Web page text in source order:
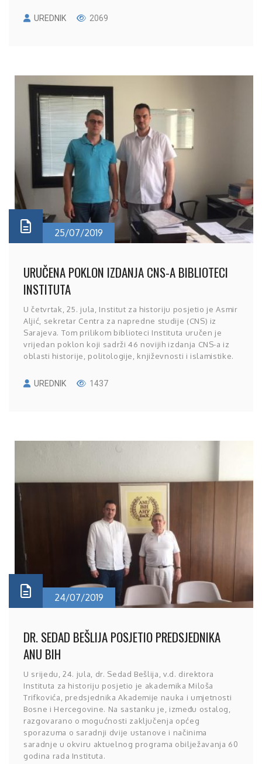
UREDNIK 2069
25/07/2019
URUČENA POKLON IZDANJA CNS-A BIBLIOTECI
INSTITUTA
U četvrtak, 25. jula, Institut za historiju posjetio je Asmir
Aljić, sekretar Centra za napredne studije (CNS) iz
Sarajeva. Tom prilikom biblioteci Instituta uručen je
vrijedan poklon koji sadrži 46 novijih izdanja CNS-a iz
oblasti historije, politologije, književnosti i islamistike.
UREDNIK 1437
24/07/2019
DR. SEDAD BEŠLIJA POSJETIO PREDSJEDNIKA
ANU BIH
U srijedu, 24. jula, dr. Sedad Bešlija, v.d. direktora
Instituta za historiju posjetio je akademika Miloša
Trifkovića, predsjednika Akademije nauka i umjetnosti
Bosne i Hercegovine. Na sastanku je, između ostalog,
razgovarano o mogućnosti zaključenja općeg
sporazuma o saradnji dvije ustanove i načinima
saradnje u okviru aktuelnog programa obilježavanja 60
godina rada Instituta.